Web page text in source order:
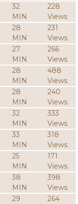
32
MIN
228
Views
28
MIN
231
Views
27
MIN
266
Views
28
MIN
488
Views
28
MIN
240
Views
32
MIN
333
Views
33
MIN
318
Views
25
MIN
171
Views
38
MIN
398
Views
29
264